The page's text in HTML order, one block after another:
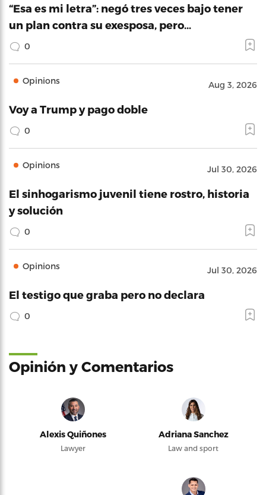
“Esa es mi letra”: negó tres veces bajo tener
un plan contra su exesposa, pero…
0
Opinions Aug 3, 2026
Voy a Trump y pago doble
0
Opinions Jul 30, 2026
El sinhogarismo juvenil tiene rostro, historia
y solución
0
Opinions Jul 30, 2026
El testigo que graba pero no declara
0
Opinión y Comentarios
Alexis Quiñones
Lawyer
Adriana Sanchez
Law and sport